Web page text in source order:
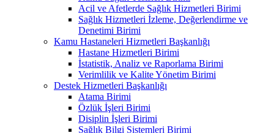
Acil ve Afetlerde Sağlık Hizmetleri Birimi
Sağlık Hizmetleri İzleme, Değerlendirme ve
Denetimi Birimi
Kamu Hastaneleri Hizmetleri Başkanlığı
Hastane Hizmetleri Birimi
İstatistik, Analiz ve Raporlama Birimi
Verimlilik ve Kalite Yönetim Birimi
Destek Hizmetleri Başkanlığı
Atama Birimi
Özlük İşleri Birimi
Disiplin İşleri Birimi
Sağlık Bilgi Sistemleri Birimi